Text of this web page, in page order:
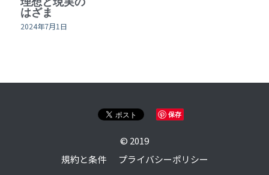
戦国武将家紋シリーズ
はざま
2024年7月1日
保存
© 2019
規約と条件
プライバシーポリシー